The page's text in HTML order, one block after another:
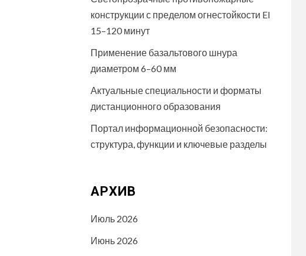
конструкции с пределом огнестойкости EI
15–120 минут
Применение базальтового шнура
диаметром 6–60 мм
Актуальные специальности и форматы
дистанционного образования
Портал информационной безопасности:
структура, функции и ключевые разделы
АРХИВ
Июль 2026
Июнь 2026